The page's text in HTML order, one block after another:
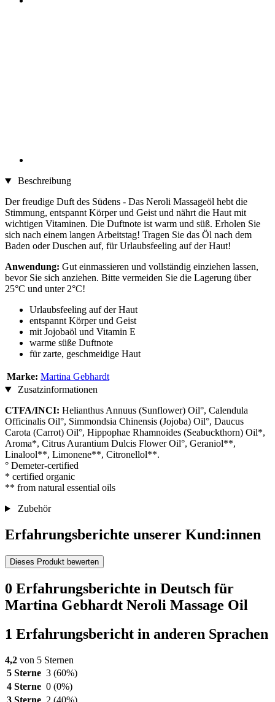
Beschreibung
Der freudige Duft des Südens - Das Neroli Massageöl hebt die
Stimmung, entspannt Körper und Geist und nährt die Haut mit
wichtigen Vitaminen. Die Duftnote ist warm und süß. Erholen Sie
sich nach einem langen Arbeitstag! Tragen Sie das Öl nach dem
Baden oder Duschen auf, für Urlaubsfeeling auf der Haut!
Anwendung: Gut einmassieren und vollständig einziehen lassen,
bevor Sie sich anziehen. Bitte vermeiden Sie die Lagerung über
25°C und unter 2°C!
Urlaubsfeeling auf der Haut
entspannt Körper und Geist
mit Jojobaöl und Vitamin E
warme süße Duftnote
für zarte, geschmeidige Haut
Marke: Martina Gebhardt
Zusatzinformationen
CTFA/INCI: Helianthus Annuus (Sunflower) Oil°, Calendula
Officinalis Oil°, Simmondsia Chinensis (Jojoba) Oil°, Daucus
Carota (Carrot) Oil°, Hippophae Rhamnoides (Seabuckthorn) Oil*,
Aroma*, Citrus Aurantium Dulcis Flower Oil°, Geraniol**,
Linalool**, Limonene**, Citronellol**.
° Demeter-certified
* certified organic
** from natural essential oils
Zubehör
Erfahrungsberichte unserer Kund:innen
Dieses Produkt bewerten
0 Erfahrungsberichte in Deutsch für
Martina Gebhardt Neroli Massage Oil
1 Erfahrungsbericht in anderen Sprachen
4,2 von 5 Sternen
5 Sterne 3 (60%)
4 Sterne 0 (0%)
3 Sterne 2 (40%)